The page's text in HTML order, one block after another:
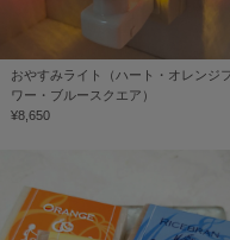
おやすみライト（ハート・オレンジ
ワー・ブルースクエア）
¥8,650